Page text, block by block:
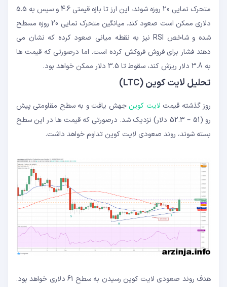
متحرک نمایی 20 روزه شوند، این ارز تا بازه قیمتی 4.6 و سپس به 5.5
دلاری ممکن است صعود کند. میانگین متحرک نمایی 20 روزه مسطح
شده و شاخص RSI نیز به نقطه میانی صعود کرده که نشان می
دهند فشار برای فروش فروکش کرده است. اما درصورتی که قیمت ها
به 3.8 دلار ریزش کند، سقوط تا 3.5 دلار ممکن خواهد بود.
تحلیل لایت کوین (LTC)
روز گذشته قیمت لایت کوین جهش یافت و به سطح مقاومتی پیش
رو (51 – 52.3 دلار) نزدیک شد. درصورتی که قیمت ها در این سطح
بسته شوند، روند صعودی لایت کوین تداوم خواهد داشت.
هدف روند صعودی لایت کوین رسیدن به سطح 61 دلاری خواهد بود.